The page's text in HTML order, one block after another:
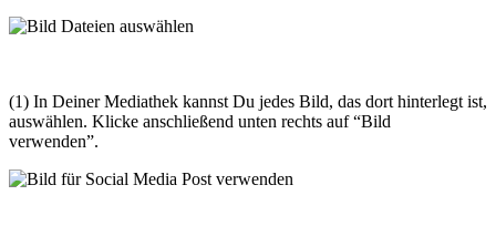
(1) In Deiner Mediathek kannst Du jedes Bild, das dort hinterlegt ist,
auswählen. Klicke anschließend unten rechts auf “Bild
verwenden”.